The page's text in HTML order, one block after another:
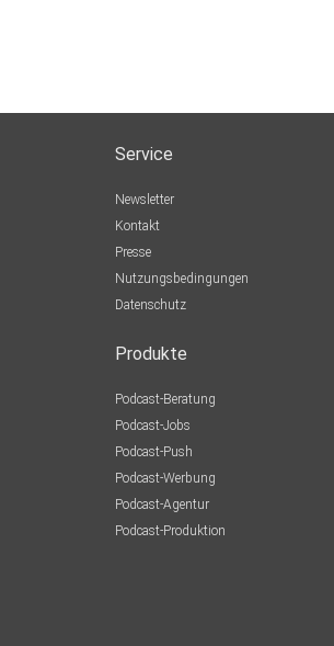
Service
Newsletter
Kontakt
Presse
Nutzungsbedingungen
Datenschutz
Produkte
Podcast-Beratung
Podcast-Jobs
Podcast-Push
Podcast-Werbung
Podcast-Agentur
Podcast-Produktion